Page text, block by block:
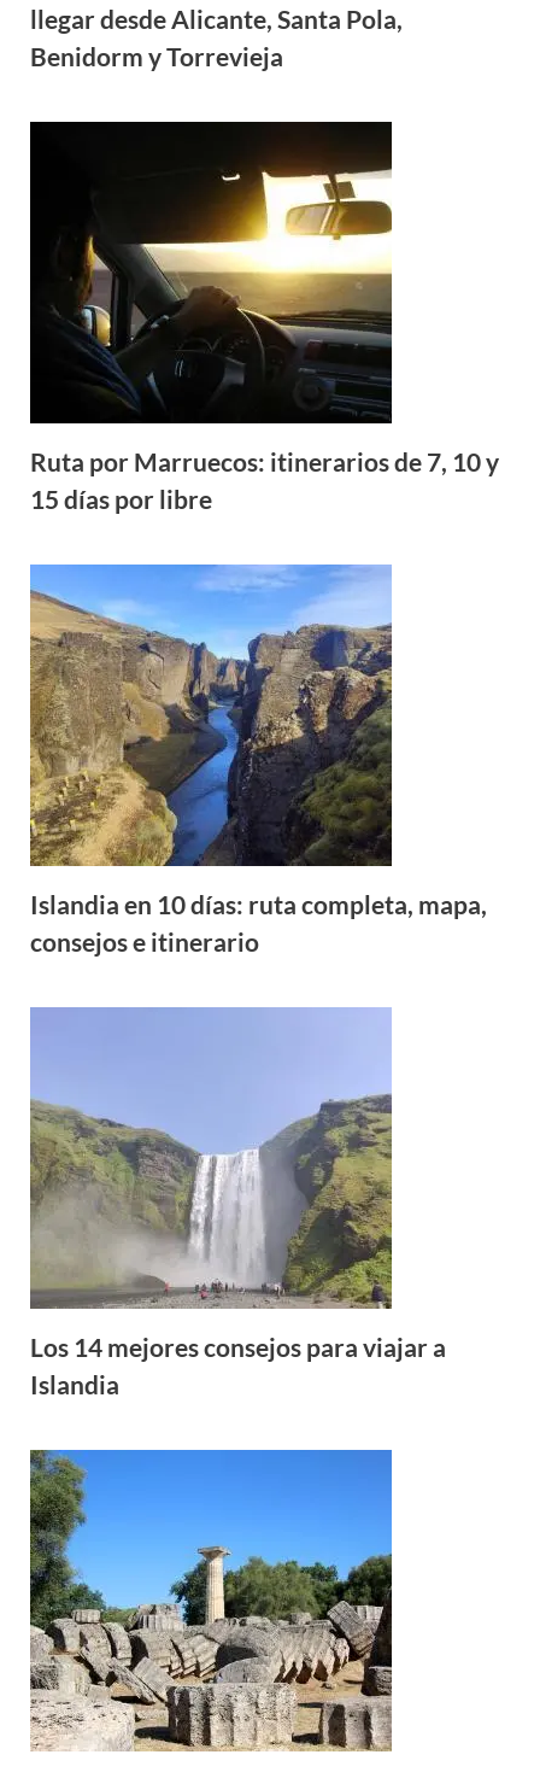
llegar desde Alicante, Santa Pola,
Benidorm y Torrevieja
Ruta por Marruecos: itinerarios de 7, 10 y
15 días por libre
Islandia en 10 días: ruta completa, mapa,
consejos e itinerario
Los 14 mejores consejos para viajar a
Islandia